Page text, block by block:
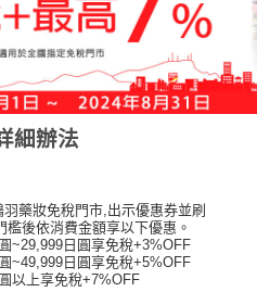
細辦法
藥妝免稅門市,出示優惠券並刷
後依消費金額享以下優惠。
~29,999日圓享免稅+3%OFF
~49,999日圓享免稅+5%OFF
以上享免稅+7%OFF